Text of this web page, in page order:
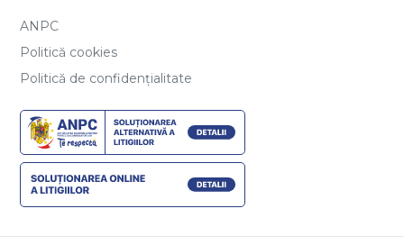
ANPC
Politică cookies
Politică de confidențialitate